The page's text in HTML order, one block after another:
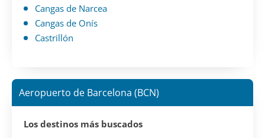
Cangas de Narcea
Cangas de Onís
Castrillón
Aeropuerto de Barcelona (BCN)
Los destinos más buscados